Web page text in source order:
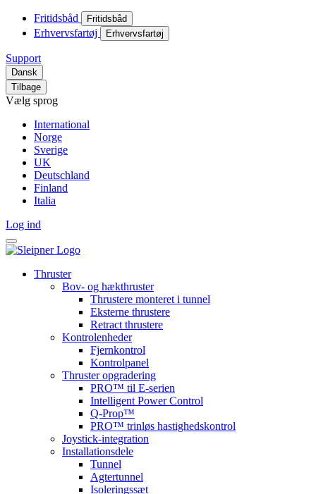
Fritidsbåd Fritidsbåd
Erhvervsfartøj Erhvervsfartøj
Support
Dansk
Tilbage
Vælg sprog
International
Norge
Sverige
UK
Deutschland
Finland
Italia
Log ind
Thruster
Bov- og hækthruster
Thrustere monteret i tunnel
Eksterne thrustere
Retract thrustere
Kontrolenheder
Fjernkontrol
Kontrolpanel
Thruster opgradering
PRO™ til E-serien
Intelligent Power Control
Q-Prop™
PRO™ trinløs hastighedskontrol
Joystick-integration
Installationsdele
Tunnel
Agtertunnel
Isoleringssæt